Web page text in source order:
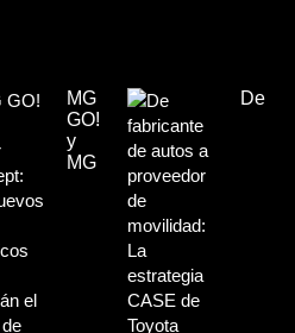
MG
GO!
y
MG
De